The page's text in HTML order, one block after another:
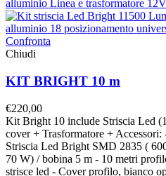
Confronta
Chiudi
KIT BRIGHT 10 m
€220,00
Kit Bright 10 include Striscia Led
cover + Trasformatore +
Striscia Led Bright SMD 2835 (
70 W) / bobina 5 m - 10 metri
strisce led - Cover profilo, bianco